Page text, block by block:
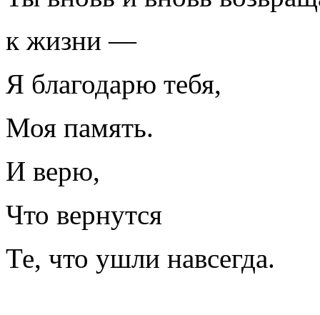
к жизни —
Я благодарю тебя,
Моя память.
И верю,
Что вернутся
Те, что ушли навсегда.